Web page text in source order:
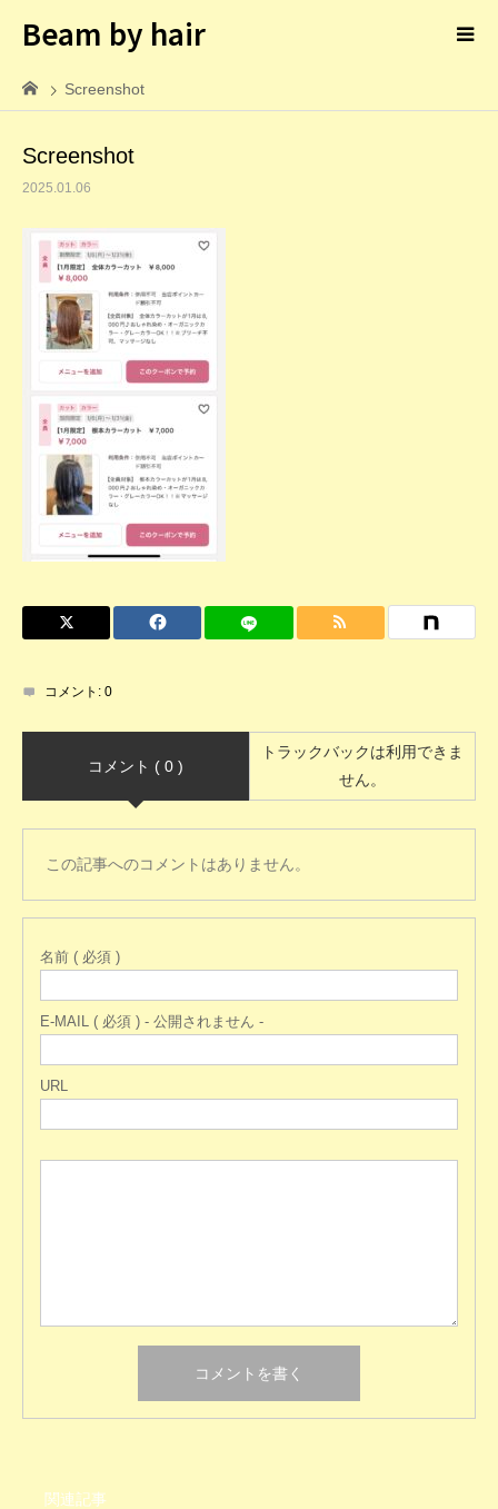
Beam by hair
Screenshot
Screenshot
2025.01.06
コメント: 0
コメント ( 0 )
トラックバックは利用できま
せん。
この記事へのコメントはありません。
名前 ( 必須 )
E-MAIL ( 必須 ) - 公開されません -
URL
関連記事